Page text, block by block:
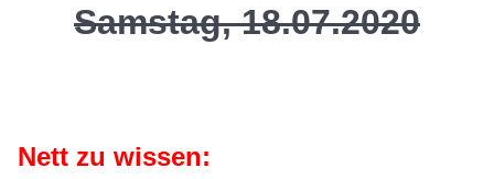
Samstag, 18.07.2020
Nett zu wissen: